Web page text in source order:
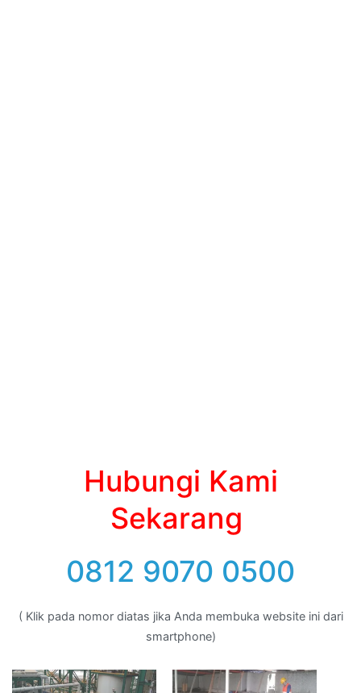
Hubungi Kami
Sekarang
0812 9070 0500
( Klik pada nomor diatas jika Anda membuka website ini dari
smartphone)